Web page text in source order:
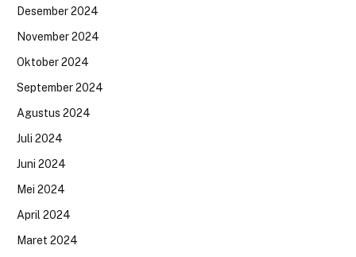
Desember 2024
November 2024
Oktober 2024
September 2024
Agustus 2024
Juli 2024
Juni 2024
Mei 2024
April 2024
Maret 2024